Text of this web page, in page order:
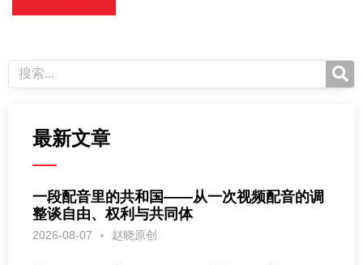
最新文章
一段配音里的共和国——从一次视频配音的调
整谈自由、权利与共同体
2026-08-07 赵晓原创